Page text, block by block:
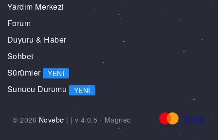
Yardım Merkezi
Forum
Duyuru & Haber
Sohbet
Sürümler YENI
Sunucu Durumu YENI
© 2026 Novebo | | v 4.0.5 - Magnec